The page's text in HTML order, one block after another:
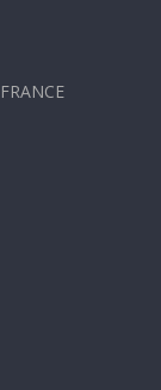
FRANCE